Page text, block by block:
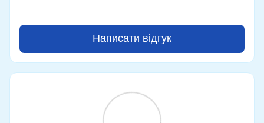
Написати відгук